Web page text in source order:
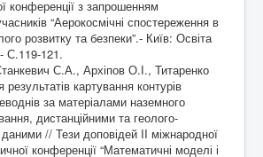
конференції з запрошенням
“Аерокосмічні спостереження в
розвитку та безпеки”.- Київ: Освіта
С.119-121.
С.А., Архіпов О.І., Титаренко
картування контурів
за матеріалами наземного
дистанційними та геолого-
// Тези доповідей II міжнародної
конференції “Математичні моделі і